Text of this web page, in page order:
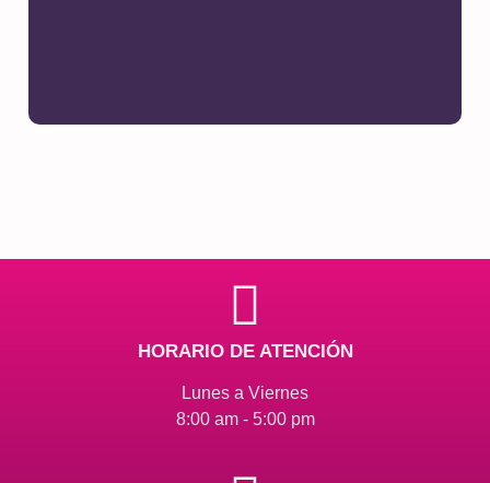
HORARIO DE ATENCIÓN
Lunes a Viernes
8:00 am - 5:00 pm